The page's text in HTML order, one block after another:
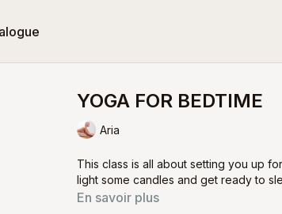
YOGA FOR BEDTIME
Aria
This class is all about setting you up
light some candles and get ready to
En savoir plus